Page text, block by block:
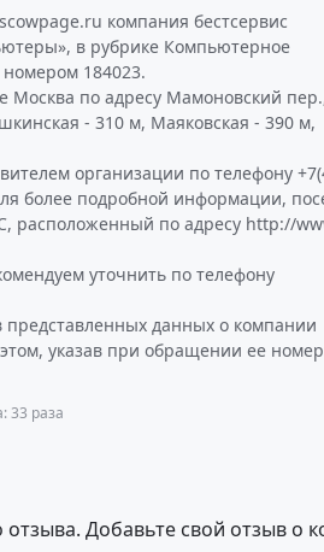
компания бестсервис
в рубрике Компьютерное
184023.
Москва по адресу Мамоновский
- 310 м, Маяковская - 390 м,
организации по телефону
более подробной информации,
расположенный по адресу http://
уточнить по телефону
представленных данных о компании
указав при обращении ее
33 раза
Добавьте свой отзыв о